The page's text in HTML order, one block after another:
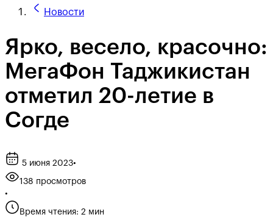
Новости
Ярко, весело, красочно:
МегаФон Таджикистан
отметил 20-летие в
Согде
5 июня 2023•
138 просмотров
•
Время чтения: 2 мин